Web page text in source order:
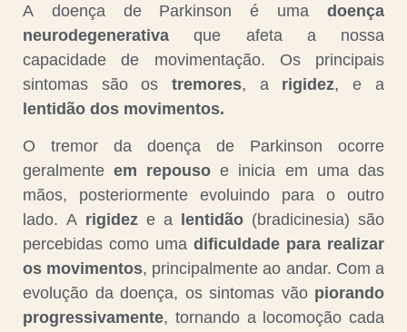
A doença de Parkinson é uma doença
neurodegenerativa que afeta a nossa
capacidade de movimentação. Os principais
sintomas são os tremores, a rigidez, e a
lentidão dos movimentos.
O tremor da doença de Parkinson ocorre
geralmente em repouso e inicia em uma das
mãos, posteriormente evoluindo para o outro
lado. A rigidez e a lentidão (bradicinesia) são
percebidas como uma dificuldade para realizar
os movimentos, principalmente ao andar. Com a
evolução da doença, os sintomas vão piorando
progressivamente, tornando a locomoção cada